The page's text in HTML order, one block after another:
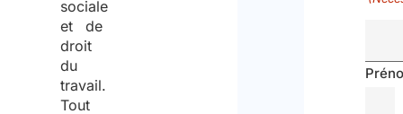
sociale
et de
droit
du
travail.
Tout